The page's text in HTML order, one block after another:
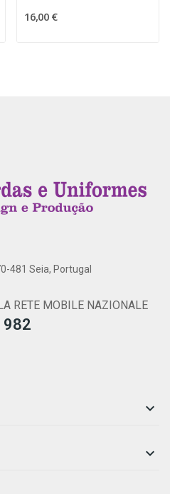
16,00 €
481 Seia, Portugal
RETE MOBILE NAZIONALE
982

